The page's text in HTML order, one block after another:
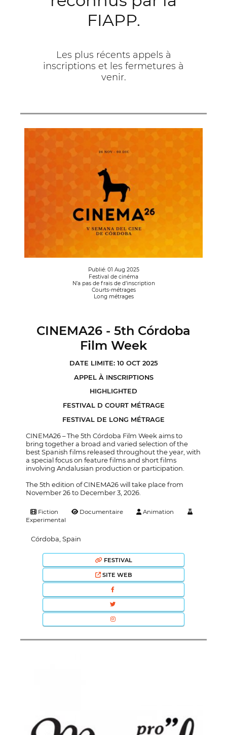
FIAPP.
Les plus récents appels à
inscriptions et les fermetures à
venir.
Publié: 01 Aug 2025
Festival de cinéma
N’a pas de frais de d’inscription
Courts-métrages
Long métrages
CINEMA26 - 5th Córdoba
Film Week
DATE LIMITE: 10 OCT 2025
APPEL À INSCRIPTIONS
HIGHLIGHTED
FESTIVAL D COURT MÉTRAGE
FESTIVAL DE LONG MÉTRAGE
CINEMA26 – The 5th Córdoba Film Week aims to
bring together a broad and varied selection of the
best Spanish films released throughout the year, with
a special focus on feature films and short films
involving Andalusian production or participation.
The 5th edition of CINEMA26 will take place from
November 26 to December 3, 2026.
Fiction Documentaire
Animation
Experimental
Córdoba, Spain
FESTIVAL
SITE WEB